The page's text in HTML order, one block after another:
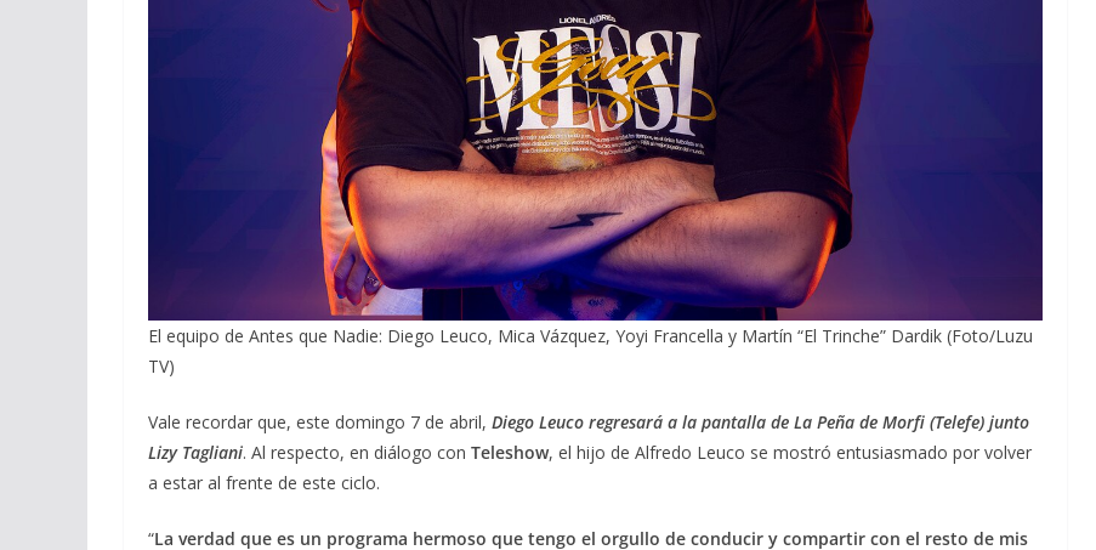
El equipo de Antes que Nadie: Diego Leuco, Mica Vázquez, Yoyi Francella y Martín “El Trinche” Dardik (Foto/Luzu
TV)
Vale recordar que, este domingo 7 de abril, Diego Leuco regresará a la pantalla de La Peña de Morfi (Telefe) junto
Lizy Tagliani. Al respecto, en diálogo con Teleshow, el hijo de Alfredo Leuco se mostró entusiasmado por volver
a estar al frente de este ciclo.
“La verdad que es un programa hermoso que tengo el orgullo de conducir y compartir con el resto de mis